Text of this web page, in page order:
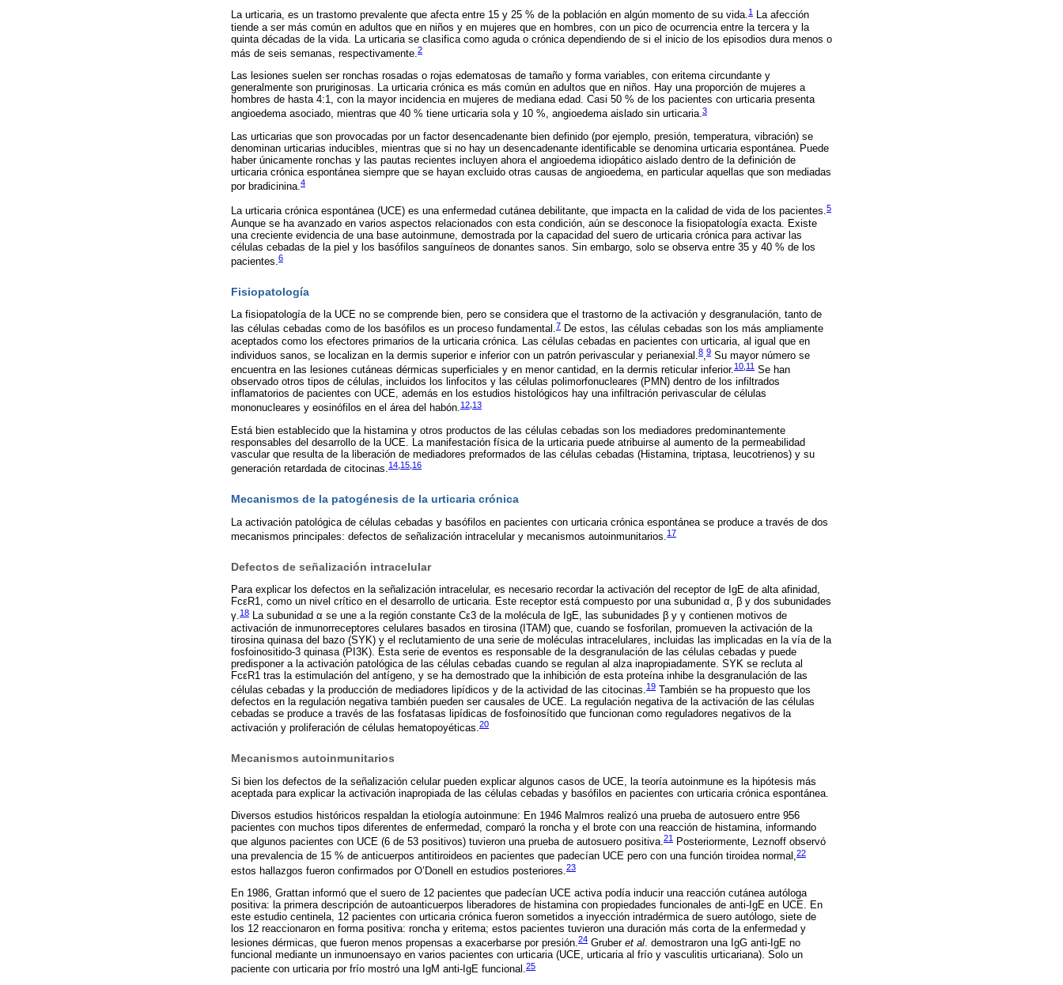
La urticaria, es un trastorno prevalente que afecta entre 15 y 25 % de la población en algún momento de su vida.1
La afección
tiende a ser más común en adultos que en niños y en mujeres que en hombres, con un pico de ocurrencia entre la tercera y la
quinta décadas de la vida. La urticaria se clasifica como aguda o crónica dependiendo de si el inicio de los episodios dura menos o
más de seis semanas, respectivamente. 2
Las lesiones suelen ser ronchas rosadas o rojas edematosas de tamaño y forma variables, con eritema circundante y
generalmente son pruriginosas. La urticaria crónica es más común en adultos que en niños. Hay una proporción de mujeres a
hombres de hasta 4:1, con la mayor incidencia en mujeres de mediana edad. Casi 50 % de los pacientes con urticaria presenta
angioedema asociado, mientras que 40 % tiene urticaria sola y 10 %, angioedema aislado sin urticaria.3
Las urticarias que son provocadas por un factor desencadenante bien definido (por ejemplo, presión, temperatura, vibración) se
denominan urticarias inducibles, mientras que si no hay un desencadenante identificable se denomina urticaria espontánea. Puede
haber únicamente ronchas y las pautas recientes incluyen ahora el angioedema idiopático aislado dentro de la definición de
urticaria crónica espontánea siempre que se hayan excluido otras causas de angioedema, en particular aquellas que son mediadas
por bradicinina.4
La urticaria crónica espontánea (UCE) es una enfermedad cutánea debilitante, que impacta en la calidad de vida de los pacientes.5
Aunque se ha avanzado en varios aspectos relacionados con esta condición, aún se desconoce la fisiopatología exacta. Existe
una creciente evidencia de una base autoinmune, demostrada por la capacidad del suero de urticaria crónica para activar las
células cebadas de la piel y los basófilos sanguíneos de donantes sanos. Sin embargo, solo se observa entre 35 y 40 % de los
pacientes.6
Fisiopatología
La fisiopatología de la UCE no se comprende bien, pero se considera que el trastorno de la activación y desgranulación, tanto de
las células cebadas como de los basófilos es un proceso fundamental.7 De estos, las células cebadas son los más ampliamente
aceptados como los efectores primarios de la urticaria crónica. Las células cebadas en pacientes con urticaria, al igual que en
individuos sanos, se localizan en la dermis superior e inferior con un patrón perivascular y perianexial.8,9 Su mayor número se
encuentra en las lesiones cutáneas dérmicas superficiales y en menor cantidad, en la dermis reticular inferior.10 11 Se han
observado otros tipos de células, incluidos los linfocitos y las células polimorfonucleares (PMN) dentro de los infiltrados
inflamatorios de pacientes con UCE, además en los estudios histológicos hay una infiltración perivascular de células
mononucleares y eosinófilos en el área del habón.12,13
Está bien establecido que la histamina y otros productos de las células cebadas son los mediadores predominantemente
responsables del desarrollo de la UCE. La manifestación física de la urticaria puede atribuirse al aumento de la permeabilidad
vascular que resulta de la liberación de mediadores preformados de las células cebadas (Histamina, triptasa, leucotrienos) y su
generación retardada de citocinas.14 15 16
Mecanismos de la patogénesis de la urticaria crónica
La activación patológica de células cebadas y basófilos en pacientes con urticaria crónica espontánea se produce a través de dos
mecanismos principales: defectos de señalización intracelular y mecanismos autoinmunitarios.17
Defectos de señalización intracelular
Para explicar los defectos en la señalización intracelular, es necesario recordar la activación del receptor de IgE de alta afinidad,
FcεR1, como un nivel crítico en el desarrollo de urticaria. Este receptor está compuesto por una subunidad α, β y dos subunidades
γ.18 La subunidad α se une a la región constante Cε3 de la molécula de IgE, las subunidades β y γ contienen motivos de
activación de inmunorreceptores celulares basados ​​en tirosina (ITAM) que, cuando se fosforilan, promueven la activación de la
tirosina quinasa del bazo (SYK) y el reclutamiento de una serie de moléculas intracelulares, incluidas las implicadas en la vía de la
fosfoinositido-3 quinasa (PI3K). Esta serie de eventos es responsable de la desgranulación de las células cebadas y puede
predisponer a la activación patológica de las células cebadas cuando se regulan al alza inapropiadamente. SYK se recluta al
FcεR1 tras la estimulación del antígeno, y se ha demostrado que la inhibición de esta proteína inhibe la desgranulación de las
células cebadas y la producción de mediadores lipídicos y de la actividad de las citocinas. 19 También se ha propuesto que los
defectos en la regulación negativa también pueden ser causales de UCE. La regulación negativa de la activación de las células
cebadas se produce a través de las fosfatasas lipídicas de fosfoinosítido que funcionan como reguladores negativos de la
activación y proliferación de células hematopoyéticas.20
Mecanismos autoinmunitarios
Si bien los defectos de la señalización celular pueden explicar algunos casos de UCE, la teoría autoinmune es la hipótesis más
aceptada para explicar la activación inapropiada de las células cebadas y basófilos en pacientes con urticaria crónica espontánea.
Diversos estudios históricos respaldan la etiología autoinmune: En 1946 Malmros realizó una prueba de autosuero entre 956
pacientes con muchos tipos diferentes de enfermedad, comparó la roncha y el brote con una reacción de histamina, informando
que algunos pacientes con UCE (6 de 53 positivos) tuvieron una prueba de autosuero positiva.21
Posteriormente, Leznoff observó
una prevalencia de 15 % de anticuerpos antitiroideos en pacientes que padecían UCE pero con una función tiroidea normal,22
estos hallazgos fueron confirmados por O’Donell en estudios posteriores. 23
En 1986, Grattan informó que el suero de 12 pacientes que padecían UCE activa podía inducir una reacción cutánea autóloga
positiva: la primera descripción de autoanticuerpos liberadores de histamina con propiedades funcionales de anti-IgE en UCE. En
este estudio centinela, 12 pacientes con urticaria crónica fueron sometidos a inyección intradérmica de suero autólogo, siete de
los 12 reaccionaron en forma positiva: roncha y eritema; estos pacientes tuvieron una duración más corta de la enfermedad y
lesiones dérmicas, que fueron menos propensas a exacerbarse por presión.24 Gruber et al. demostraron una IgG anti-IgE no
funcional mediante un inmunoensayo en varios pacientes con urticaria (UCE, urticaria al frío y vasculitis urticariana). Solo un
paciente con urticaria por frío mostró una IgM anti-IgE funcional.25